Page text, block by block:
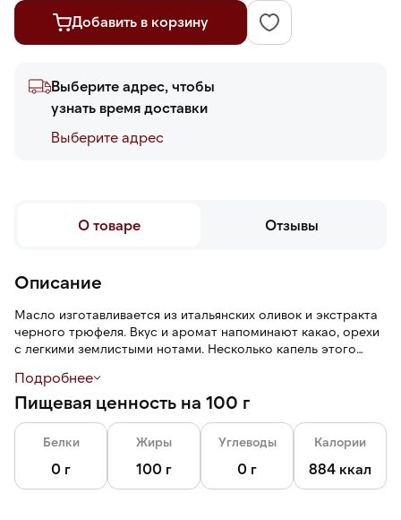
Добавить в корзину
Выберите адрес, чтобы
узнать время доставки
Выберите адреc
О товаре Отзывы
Описание
Масло изготавливается из итальянских оливок и экстракта
черного трюфеля. Вкус и аромат напоминают какао, орехи
с легкими землистыми нотами. Несколько капель этого
средиземноморские нотки.
Масло используется в качестве заправки для пасты, яиц,
пиццы, ризотто, картофеля, поленты, салатов, маринадов,
мяса и рыбы, а также можно добавить в сливочный и
творожный сыры для яркости и насыщенности блюда.
Подробнее
Пищевая ценность на 100 г
Белки
0 г
Жиры
100 г
Углеводы
0 г
Калории
884 ккал